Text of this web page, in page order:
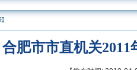
合肥市市直机关